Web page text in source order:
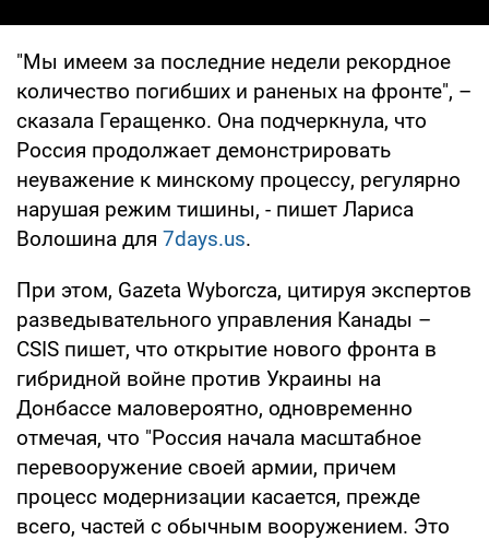
"Мы имеем за последние недели рекордное
количество погибших и раненых на фронте", –
сказала Геращенко. Она подчеркнула, что
Россия продолжает демонстрировать
неуважение к минскому процессу, регулярно
нарушая режим тишины, - пишет Лариса
Волошина для 7days.us.
При этом, Gazeta Wyborcza, цитируя экспертов
разведывательного управления Канады –
CSIS пишет, что открытие нового фронта в
гибридной войне против Украины на
Донбассе маловероятно, одновременно
отмечая, что "Россия начала масштабное
перевооружение своей армии, причем
процесс модернизации касается, прежде
всего, частей с обычным вооружением. Это